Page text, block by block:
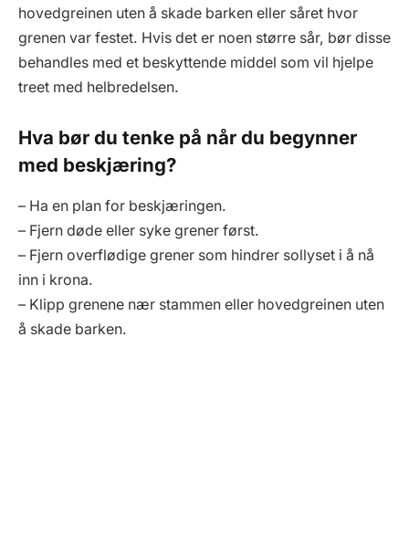
hovedgreinen uten å skade barken eller såret hvor
grenen var festet. Hvis det er noen større sår, bør disse
behandles med et beskyttende middel som vil hjelpe
treet med helbredelsen.
Hva bør du tenke på når du begynner
med beskjæring?
– Ha en plan for beskjæringen.
– Fjern døde eller syke grener først.
– Fjern overflødige grener som hindrer sollyset i å nå
inn i krona.
– Klipp grenene nær stammen eller hovedgreinen uten
å skade barken.